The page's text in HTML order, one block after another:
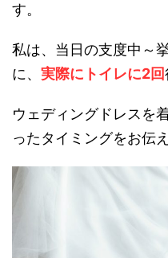
す。
私は、当日の支度中～
に、 実際にトイレに2回
ウェディングドレスを
ったタイミングをお伝